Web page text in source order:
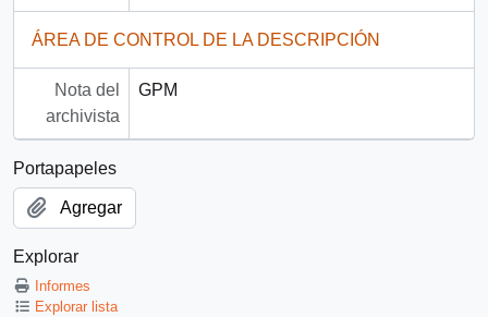
ÁREA DE CONTROL DE LA DESCRIPCIÓN
Nota del
archivista
GPM
Portapapeles
Agregar
Explorar
Informes
Explorar lista